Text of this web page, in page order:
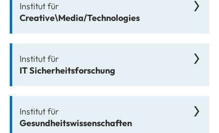
Institut für
Creative\Media/Technologies
Institut für
IT Sicherheitsforschung
Institut für
Gesundheitswissenschaften